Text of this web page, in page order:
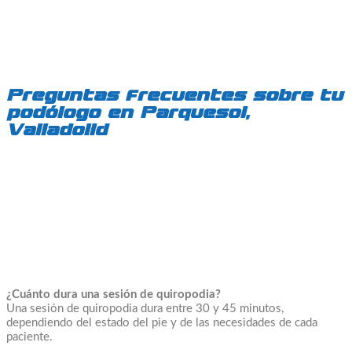
Preguntas frecuentes sobre tu
podólogo en Parquesol,
Valladolid
¿Cuánto dura una sesión de quiropodia?
Una sesión de quiropodia dura entre 30 y 45 minutos,
dependiendo del estado del pie y de las necesidades de cada
paciente.